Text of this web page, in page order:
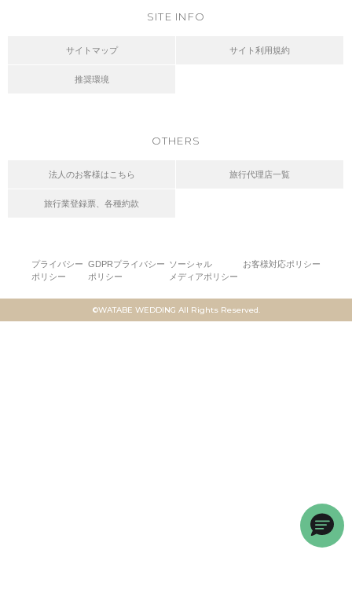
SITE INFO
サイトマップ サイト利用規約
推奨環境
OTHERS
法人のお客様はこちら 旅行代理店一覧
旅行業登録票、各種約款
プライバシー
ポリシー
GDPRプライバシー
ポリシー
ソーシャル
メディアポリシー
お客様対応ポリシー
©WATABE WEDDING All Rights Reserved.